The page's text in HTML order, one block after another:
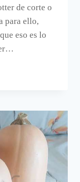
de corte o
para ello,
eso es lo